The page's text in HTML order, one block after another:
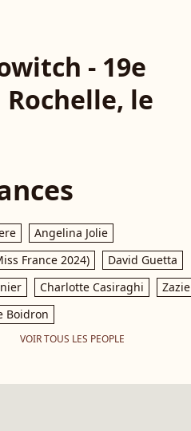
- 19e
le
Angelina Jolie
France 2024)
David Guetta
Charlotte Casiraghi
Zazie
Boidron
VOIR TOUS LES PEOPLE